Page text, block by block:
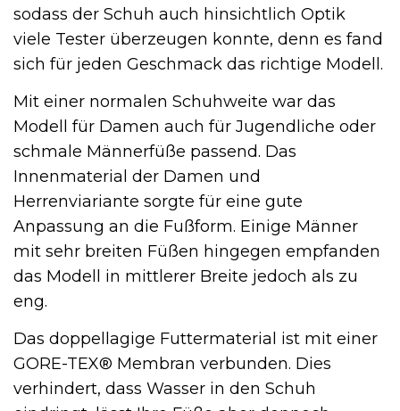
sodass der Schuh auch hinsichtlich Optik
viele Tester überzeugen konnte, denn es fand
sich für jeden Geschmack das richtige Modell.
Mit einer normalen Schuhweite war das
Modell für Damen auch für Jugendliche oder
schmale Männerfüße passend. Das
Innenmaterial der Damen und
Herrenviariante sorgte für eine gute
Anpassung an die Fußform. Einige Männer
mit sehr breiten Füßen hingegen empfanden
das Modell in mittlerer Breite jedoch als zu
eng.
Das doppellagige Futtermaterial ist mit einer
GORE-TEX® Membran verbunden. Dies
verhindert, dass Wasser in den Schuh